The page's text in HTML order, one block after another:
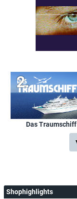
Das Traumschiff
Shophighlights